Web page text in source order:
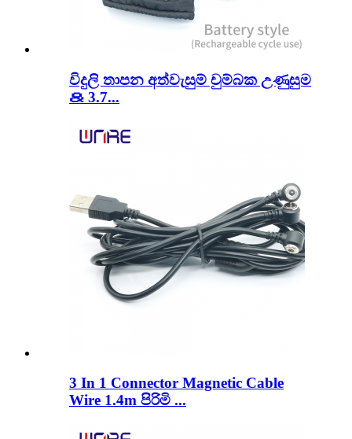
විදුලි තාපන අත්වැසුම් චුම්බක උණුසුම
＆ 3.7...
3 In 1 Connector Magnetic Cable
Wire 1.4m පිරිමි ...